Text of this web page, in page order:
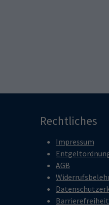
Rechtliches
Impressum
AGB
Barrierefreiheit